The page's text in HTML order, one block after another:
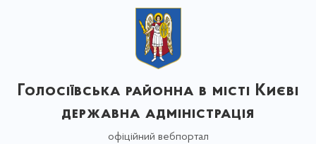
Голосіївська районна в місті Києві
державна адміністрація
офіційний вебпортал